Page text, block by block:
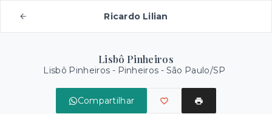
Ricardo Lilian
Lisbô Pinheiros
Lisbô Pinheiros - Pinheiros - São Paulo/SP
Compartilhar